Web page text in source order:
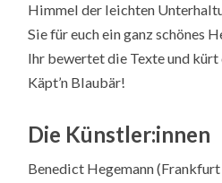
Himmel der leichten
Sie für euch ein ganz schönes
Ihr bewertet die Texte und kürt
Käpt’n Blaubär!
Die Künstler:innen
Benedict Hegemann